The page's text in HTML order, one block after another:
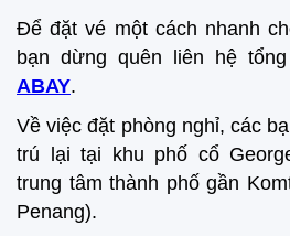
Để đặt vé một cách nhanh
bạn dừng quên liên hệ
ABAY.
Về việc đặt phòng nghỉ, các
trú lại tại khu phố cổ
trung tâm thành phố gần
Penang).